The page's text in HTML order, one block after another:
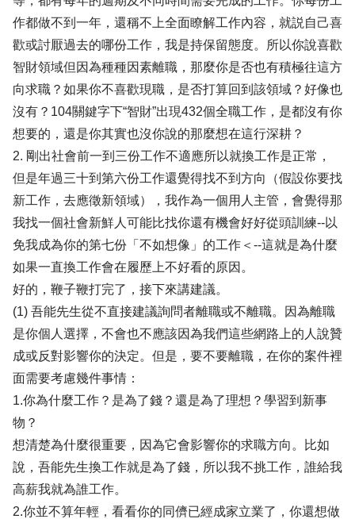
作都做不到一年，還稱不上全面瞭解工作內容，就説自己喜
歡或討厭過去的哪份工作，我是持保留態度。所以你說喜歡
智財領域但因為種種因素離職，那麼你是否也有積極往這方
向求職？如果你不喜歡現職，是否打算回到該領域？好像也
沒有？104關鍵字下“智財”出現432個全職工作，是都沒有你
想要的，還是你其實也沒你說的那麼想在這行深耕？
2. 剛出社會前一到三份工作不適應所以就換工作是正常，
但是年過三十到第六份工作還覺得找不到方向（假設你要找
新工作，去應徵新領域），我作為一個用人主管，會覺得那
我找一個社會新鮮人可能比找你還有機會好好從頭訓練--以
免我成為你的第七份「不如想像」的工作＜--這就是為什麼
如果一直換工作會在履歷上不好看的原因。
好的，鞭子鞭打完了，接下來講建議。
(1) 吾能先生從不直接建議詢問者離職或不離職。因為離職
是你個人選擇，不會也不應該因為我們這些網路上的人說贊
成或反對影響你的決定。但是，要不要離職，在你的案件裡
面需要考慮幾件事情：
1.你為什麼工作？是為了錢？還是為了理想？學習到新事
物？
想清楚為什麼很重要，因為它會影響你的求職方向。比如
說，吾能先生換工作就是為了錢，所以我不挑工作，誰給我
高薪我就為誰工作。
2.你並不算年輕，看看你的同儕已經成家立業了，你還想做